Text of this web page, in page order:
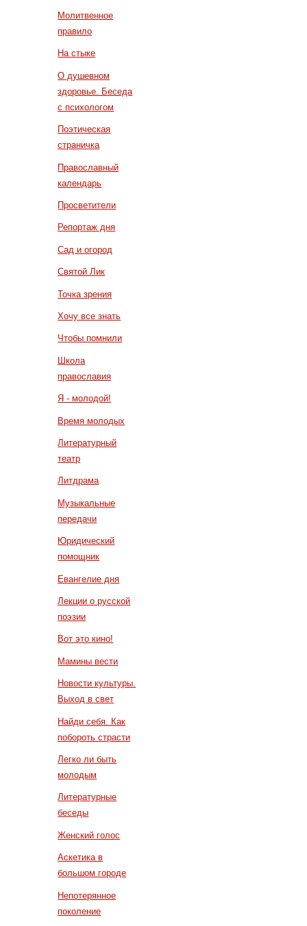
Молитвенное
правило
На стыке
О душевном
здоровье. Беседа
с психологом
Поэтическая
страничка
Православный
календарь
Просветители
Репортаж дня
Сад и огород
Святой Лик
Точка зрения
Хочу все знать
Чтобы помнили
Школа
православия
Я - молодой!
Время молодых
Литературный
театр
Литдрама
Музыкальные
передачи
Юридический
помощник
Евангелие дня
Лекции о русской
поэзии
Вот это кино!
Мамины вести
Новости культуры.
Выход в свет
Найди себя. Как
побороть страсти
Легко ли быть
молодым
Литературные
беседы
Женский голос
Аскетика в
большом городе
Непотерянное
поколение